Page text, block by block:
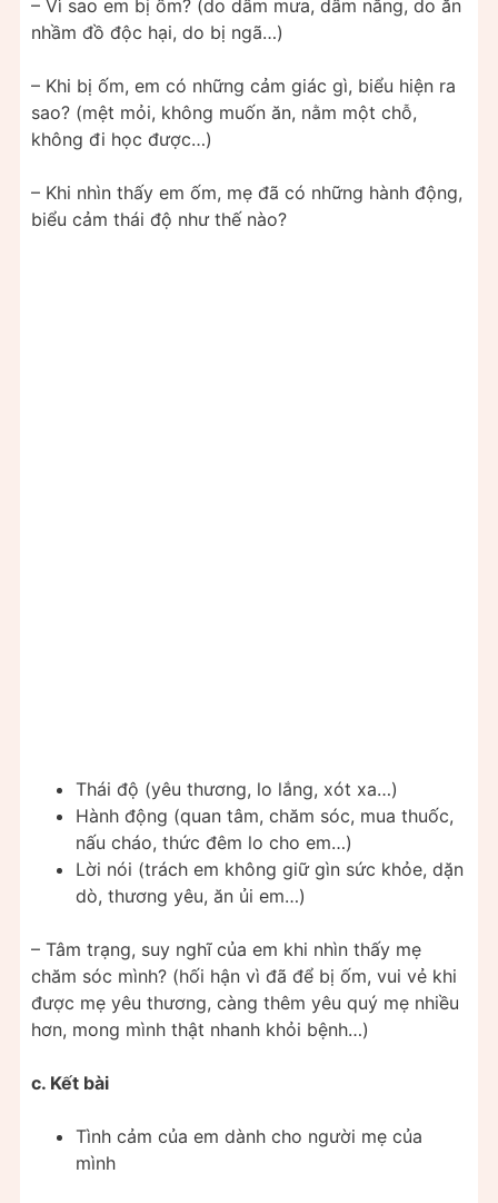
– Vì sao em bị ốm? (do dầm mưa, dầm nắng, do ăn
nhầm đồ độc hại, do bị ngã…)
– Khi bị ốm, em có những cảm giác gì, biểu hiện ra
sao? (mệt mỏi, không muốn ăn, nằm một chỗ,
không đi học được…)
– Khi nhìn thấy em ốm, mẹ đã có những hành động,
biểu cảm thái độ như thế nào?
Thái độ (yêu thương, lo lắng, xót xa…)
Hành động (quan tâm, chăm sóc, mua thuốc,
nấu cháo, thức đêm lo cho em…)
Lời nói (trách em không giữ gìn sức khỏe, dặn
dò, thương yêu, ăn ủi em…)
– Tâm trạng, suy nghĩ của em khi nhìn thấy mẹ
chăm sóc mình? (hối hận vì đã để bị ốm, vui vẻ khi
được mẹ yêu thương, càng thêm yêu quý mẹ nhiều
hơn, mong mình thật nhanh khỏi bệnh…)
c. Kết bài
Tình cảm của em dành cho người mẹ của
mình